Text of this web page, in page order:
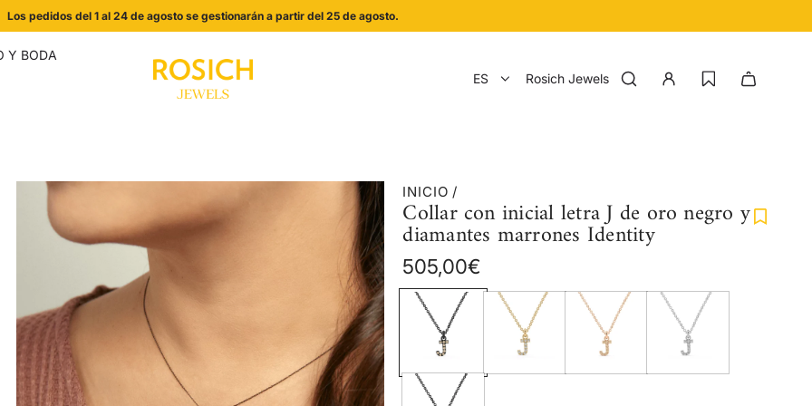
Los pedidos del 1 al 24 de agosto se gestionarán a partir del 25 de agosto.
Y BODA
ES Rosich Jewels
INICIO /
Collar con inicial letra J de oro negro y
diamantes marrones Identity
Precio
regular
505,00€